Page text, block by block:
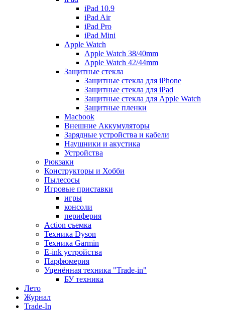
iPad 10.9
iPad Air
iPad Pro
iPad Mini
Apple Watch
Apple Watch 38/40mm
Apple Watch 42/44mm
Защитные стекла
Защитные стекла для iPhone
Защитные стекла для iPad
Защитные стекла для Apple Watch
Защитные пленки
Macbook
Внешние Аккумуляторы
Зарядные устройства и кабели
Наушники и акустика
Устройства
Рюкзаки
Конструкторы и Хобби
Пылесосы
Игровые приставки
игры
консоли
периферия
Action съемка
Техника Dyson
Техника Garmin
E-ink устройства
Парфюмерия
Уценённая техника "Trade-in"
БУ техника
Лето
Журнал
Trade-In